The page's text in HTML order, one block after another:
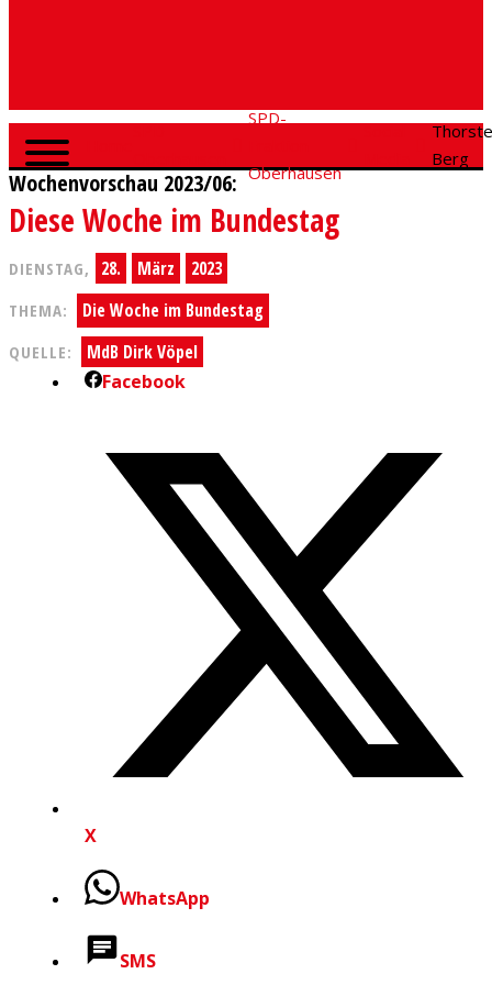
SPD-
Oberhausen
Berg
Wochenvorschau 2023/06:
Diese Woche im Bundestag
DIENSTAG, 28. März 2023
THEMA: Die Woche im Bundestag
QUELLE:
MdB Dirk Vöpel
Facebook
X
WhatsApp
SMS